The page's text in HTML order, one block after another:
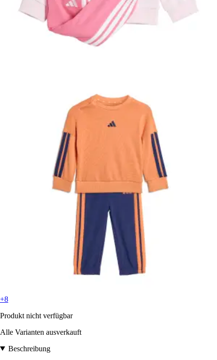
+8
Produkt nicht verfügbar
Alle Varianten ausverkauft
Beschreibung